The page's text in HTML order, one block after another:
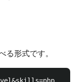
る形式です。